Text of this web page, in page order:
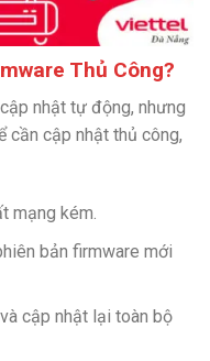
Thủ Công?
nhật tự động, nhưng
cần cập nhật thủ công,
mạng kém.
bản firmware mới
cập nhật lại toàn bộ